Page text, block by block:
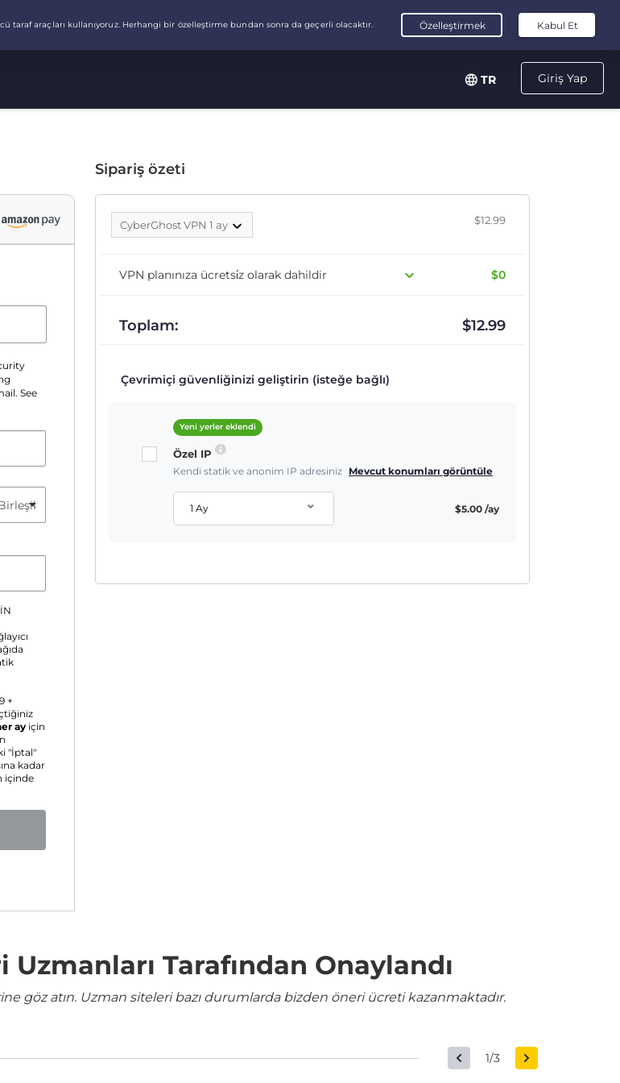
Giriş Yap
TR
See
+
ay için
"İptal"
kadar
içinde
Sipariş özeti
CyberGhost VPN 1 ay $12.99
VPN planınıza ücretsi̇z olarak dahildir $0
Toplam: $12.99
Çevrimiçi güvenliğinizi geliştirin (isteğe bağlı)
Yeni yerler eklendi
Özel IP
Kendi statik ve anonim IP adresiniz Mevcut konumları görüntüle
1 Ay $5.00 /ay
Tarafından Onaylandı
göz atın. Uzman siteleri bazı durumlarda bizden öneri ücreti kazanmaktadır.
1/3